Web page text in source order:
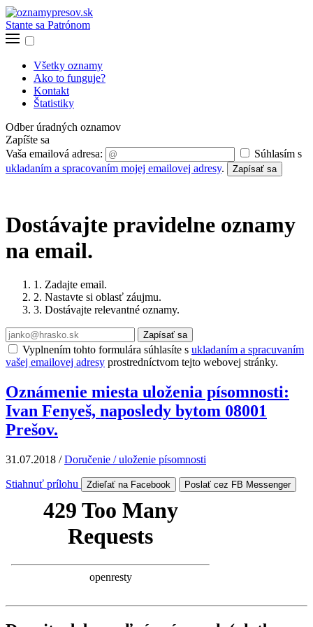
Stante sa Patrónom
Všetky oznamy
Ako to funguje?
Kontakt
Štatistiky
Odber úradných oznamov
Zapíšte sa
Vaša emailová adresa:
Súhlasím s
ukladaním a spracovaním mojej emailovej adresy. Zapísať sa
Dostávajte pravidelne oznamy
na email.
1. Zadajte email.
2. Nastavte si oblasť záujmu.
3. Dostávajte relevantné oznamy.
Zapísať sa
Vyplnením tohto formulára súhlasíte s ukladaním a spracuvaním
vašej emailovej adresy prostredníctvom tejto webovej stránky.
Oznámenie miesta uloženia písomnosti:
Ivan Fenyeš, naposledy bytom 08001
Prešov.
31.07.2018 /Doručenie / uloženie písomnosti
Stiahnuť prílohu Zdieľať na Facebook Poslať cez FB Messenger